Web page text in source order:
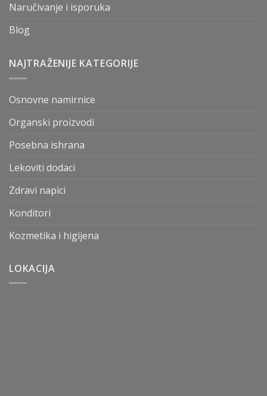
Naručivanje i isporuka
Blog
NAJTRAŽENIJE KATEGORIJE
Osnovne namirnice
Organski proizvodi
Posebna ishrana
Lekoviti dodaci
Zdravi napici
Konditori
Kozmetika i higijena
LOKACIJA